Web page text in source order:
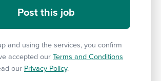
and using the services, you confirm
accepted our Terms and Conditions
our Privacy Policy.